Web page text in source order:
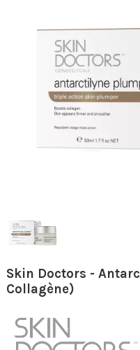
Skin Doctors -
Collagène)